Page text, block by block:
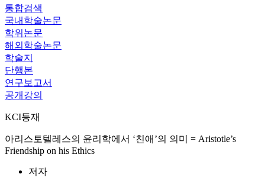
통합검색
국내학술논문
학위논문
해외학술논문
학술지
단행본
연구보고서
공개강의
KCI등재
아리스토텔레스의 윤리학에서 ‘친애’의 의미 = Aristotle’s
Friendship on his Ethics
저자